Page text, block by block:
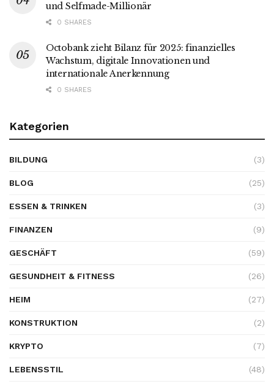
und Selfmade-Millionär
0 SHARES
Octobank zieht Bilanz für 2025: finanzielles
Wachstum, digitale Innovationen und
internationale Anerkennung
0 SHARES
Kategorien
BILDUNG (3)
BLOG (25)
ESSEN & TRINKEN (3)
FINANZEN (9)
GESCHÄFT (59)
GESUNDHEIT & FITNESS (26)
HEIM (27)
KONSTRUKTION (2)
KRYPTO (7)
LEBENSSTIL (48)